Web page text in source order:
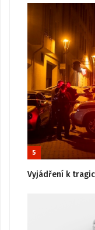
5
Vyjádření k